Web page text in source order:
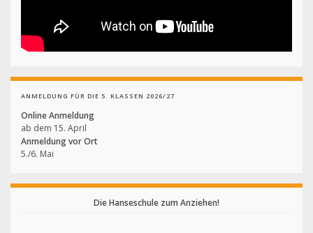
ANMELDUNG FÜR DIE 5. KLASSEN 2026/27
Online Anmeldung
ab dem 15. April
Anmeldung vor Ort
5./6. Mai
Die Hanseschule zum Anziehen!